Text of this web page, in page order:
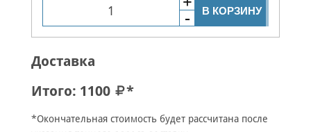
В КОРЗИНУ
Доставка
Итого: 1100 *
*Окончательная стоимость будет рассчитана после